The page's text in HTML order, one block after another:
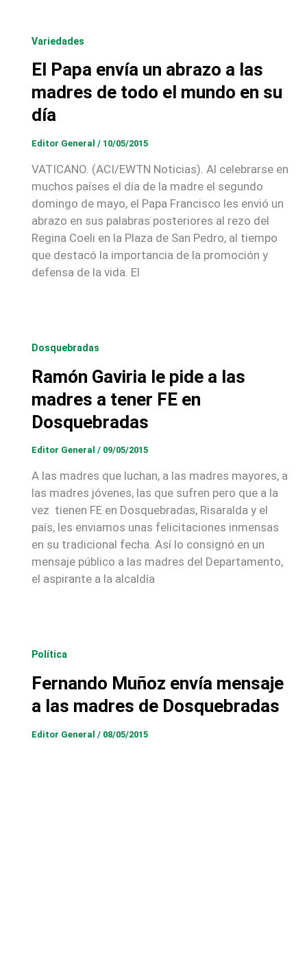
Variedades
El Papa envía un abrazo a las
madres de todo el mundo en su
día
Editor General / 10/05/2015
VATICANO. (ACI/EWTN Noticias). Al celebrarse en
muchos países el día de la madre el segundo
domingo de mayo, el Papa Francisco les envió un
abrazo en sus palabras posteriores al rezo del
Regina Coeli en la Plaza de San Pedro, al tiempo
que destacó la importancia de la promoción y
defensa de la vida. El
Dosquebradas
Ramón Gaviria le pide a las
madres a tener FE en
Dosquebradas
Editor General / 09/05/2015
A las madres que luchan, a las madres mayores, a
las madres jóvenes, las que sufren pero que a la
vez tienen FE en Dosquebradas, Risaralda y el
país, les enviamos unas felicitaciones inmensas
en su tradicional fecha. Así lo consignó en un
mensaje público a las madres del Departamento,
el aspirante a la alcaldía
Política
Fernando Muñoz envía mensaje
a las madres de Dosquebradas
Editor General / 08/05/2015